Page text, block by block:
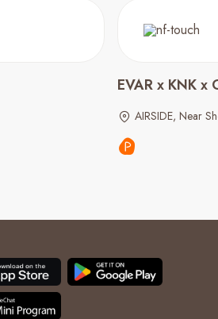
EVAR x KNK x
AIRSIDE, Near